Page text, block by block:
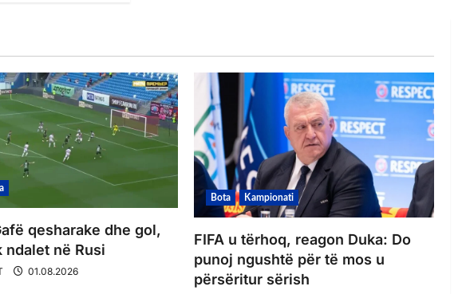
qesharake dhe gol,
ndalet në Rusi
01.08.2026
Bota Kampionati
FIFA u tërhoq, reagon Duka: Do
punoj ngushtë për të mos u
përsëritur sërish